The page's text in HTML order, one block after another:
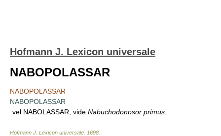
Hofmann J. Lexicon universale
NABOPOLASSAR
NABOPOLASSAR
NABOPOLASSAR
vel NABOLASSAR, vide Nabuchodonosor primus.
Hofmann J. Lexicon universale 1698